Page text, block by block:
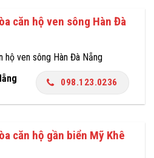
căn hộ ven sông Hàn Đà
hộ ven sông Hàn Đà Nẵng
098.123.0236
căn hộ gần biển Mỹ Khê